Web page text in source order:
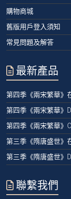
購物商城
舊版用戶登入須知
常見問題及解答
最新產品
第四季《兩宋繁華》
第四季《兩宋繁華》
第四季《兩宋繁華》
第三季《隋唐盛世》
第三季《隋唐盛世》
聯繫我們